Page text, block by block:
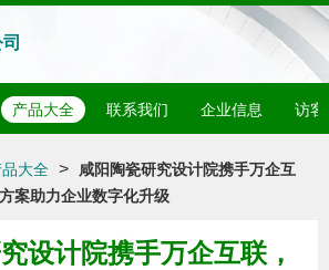
产品大全 联系我们 企业信息 访客
品大全 >
咸阳陶瓷研究设计院携手万企互
案助力企业数字化升级
设计院携手万企互联，